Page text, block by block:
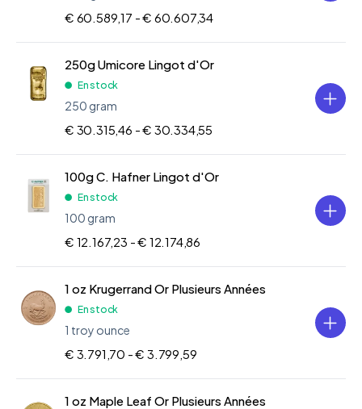
€ 60.589,17 -€ 60.607,34
250g Umicore Lingot d'Or
En stock
250 gram
€ 30.315,46 -€ 30.334,55
100g C. Hafner Lingot d'Or
En stock
100 gram
€ 12.167,23 -€ 12.174,86
1 oz Krugerrand Or Plusieurs Années
En stock
1 troy ounce
€ 3.791,70 -€ 3.799,59
1 oz Maple Leaf Or Plusieurs Années